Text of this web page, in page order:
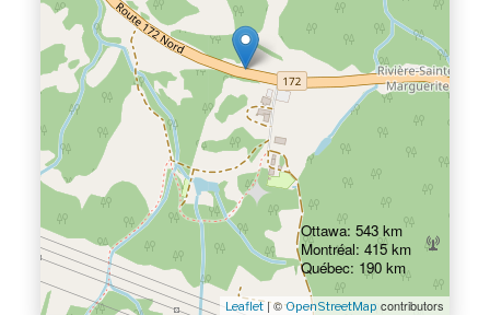
Leaflet| ©OpenStreetMap contributors
Ottawa: 543 km
Montréal: 415 km
Québec: 190 km